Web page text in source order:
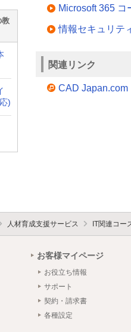
Microsoft 365 コ
情報セキュリテ
関連リンク
CAD Japan.com
教
)
人材育成支援サービス IT関連コー
お客様マイページ
お役立ち情報
サポート
契約・請求書
各種設定